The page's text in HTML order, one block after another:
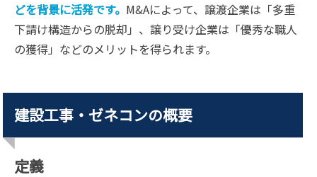
どを背景に活発です。 M&Aによって、譲渡企業は「多重
下請け構造からの脱却」、譲り受け企業は「優秀な職人
の獲得」などのメリットを得られます。
建設工事・ゼネコンの概要
定義